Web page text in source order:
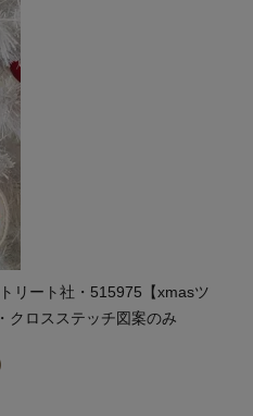
リート社・515975【xmasツ
クロスステッチ図案のみ